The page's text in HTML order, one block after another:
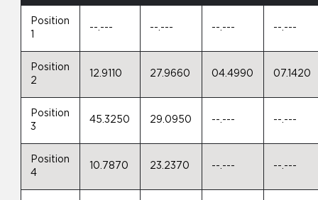
Position
--.--- --.--- --.--- --.---
Position
2
12.9110 27.9660 04.4990 07.1420
Position
3
45.3250 29.0950 --.--- --.---
Position
4
10.7870 23.2370 --.--- --.---